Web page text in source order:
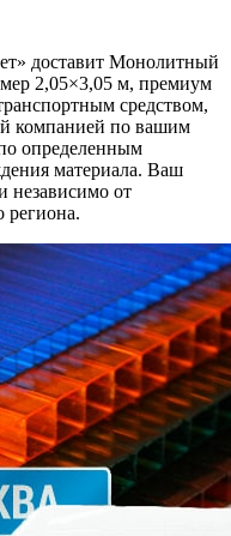
доставит Монолитный
2,05×3,05 м, премиум
средством,
компанией по вашим
определенным
материала. Ваш
независимо от
региона.